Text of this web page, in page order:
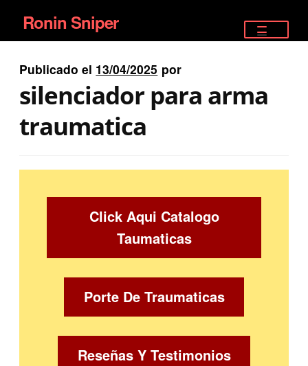
Ir
a
la
navegación
Ir
al
contenido
Ronin Sniper
EQUIPAMIENTO ÉLITE
Publicado el 13/04/2025 por
silenciador para arma
traumatica
Click Aqui Catalogo
Taumaticas
Porte De Traumaticas
Reseñas Y Testimonios